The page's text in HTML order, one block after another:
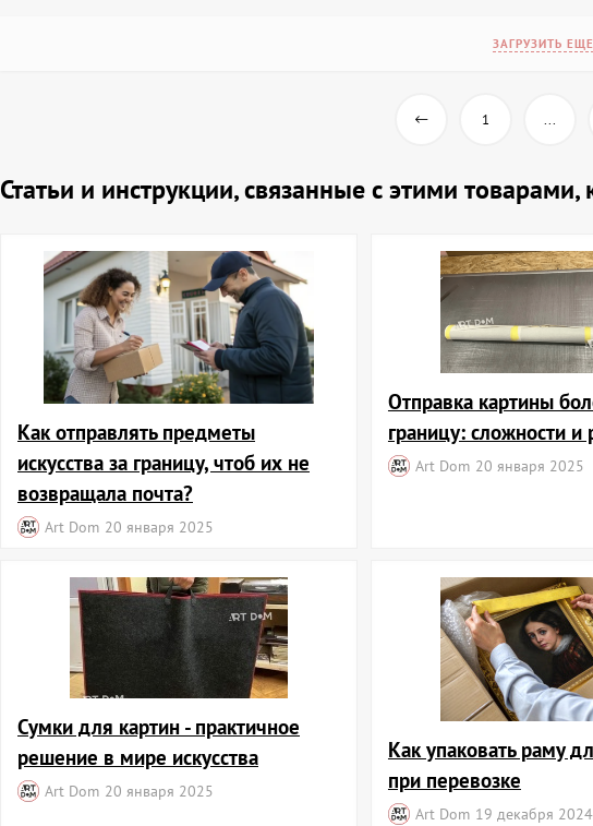
ЗАГРУЗИТЬ ЕЩЕ
1 ...
Статьи и инструкции, связанные с этими
Как отправлять предметы
искусства за границу, чтоб их не
возвращала почта?
Art Dom 20 января 2025
Отправка картины
границу: сложности
Art Dom 20 января 2025
Сумки для картин - практичное
решение в мире искусства
Art Dom 20 января 2025
Как упаковать раму
при перевозке
Art Dom 19 декабря 2024